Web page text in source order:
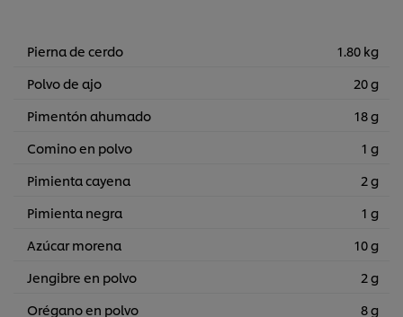
Pierna de cerdo
1.80 kg
Polvo de ajo
20 g
Pimentón ahumado
18 g
Comino en polvo
1 g
Pimienta cayena
2 g
Pimienta negra
1 g
Azúcar morena
10 g
Jengibre en polvo
2 g
Orégano en polvo
8 g